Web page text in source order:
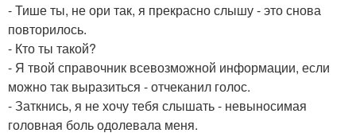
- Тише ты, не ори так, я прекрасно слышу - это снова
повторилось.
- Кто ты такой?
- Я твой справочник всевозможной информации, если
можно так выразиться - отчеканил голос.
- Заткнись, я не хочу тебя слышать - невыносимая
головная боль одолевала меня.